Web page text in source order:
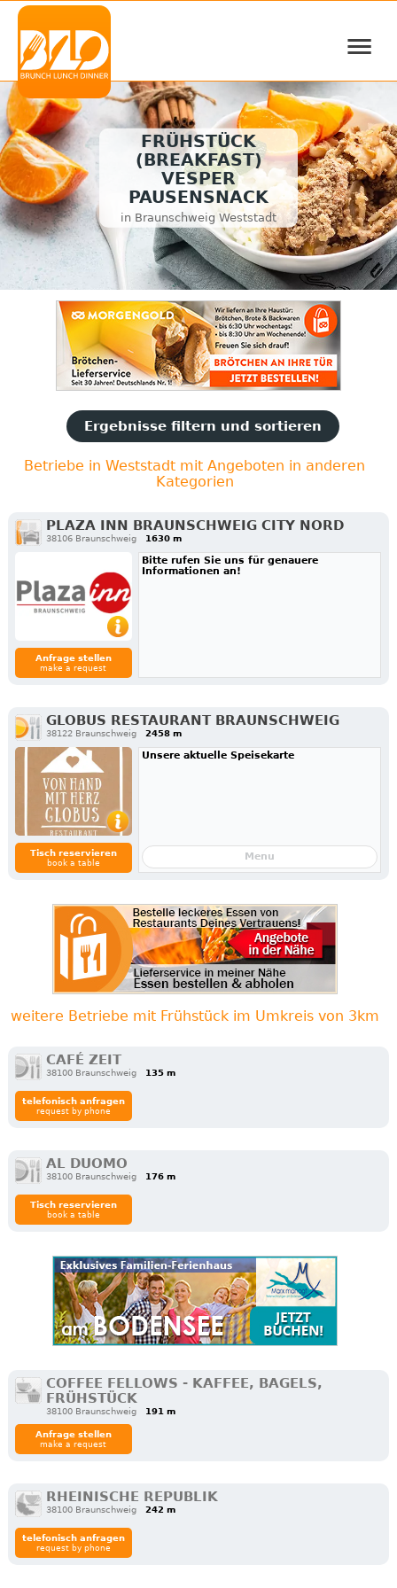
≡
FRÜHSTÜCK
(BREAKFAST)
VESPER
PAUSENSNACK
in Braunschweig Weststadt
Ergebnisse filtern und sortieren
Betriebe in Weststadt mit Angeboten in anderen
Kategorien
PLAZA INN BRAUNSCHWEIG CITY NORD
38106 Braunschweig 1630 m
Anfrage stellen
make a request
Bitte rufen Sie uns für genauere
Informationen an!
GLOBUS RESTAURANT BRAUNSCHWEIG
38122 Braunschweig 2458 m
Tisch reservieren
book a table
Unsere aktuelle Speisekarte
Menu
weitere Betriebe mit Frühstück im Umkreis von 3km
CAFÉ ZEIT
38100 Braunschweig 135 m
telefonisch anfragen
request by phone
AL DUOMO
38100 Braunschweig 176 m
Tisch reservieren
book a table
COFFEE FELLOWS - KAFFEE, BAGELS,
FRÜHSTÜCK
38100 Braunschweig 191 m
Anfrage stellen
make a request
RHEINISCHE REPUBLIK
38100 Braunschweig 242 m
telefonisch anfragen
request by phone